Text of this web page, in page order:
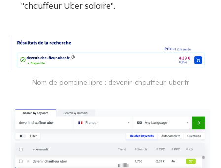
"chauffeur Uber salaire".
Nom de domaine libre : devenir-chauffeur-uber.fr